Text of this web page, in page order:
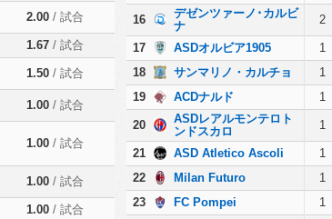
2.00/ 試合
1.67/ 試合
1.50/ 試合
1.00/ 試合
1.00/ 試合
1.00/ 試合
1.00/ 試合
16
デゼンツァーノ･カルビ
ナ
2
17 ASDオルビア1905 1
18
サンマリノ・カルチョ 1
19
ACDナルド 1
20
ASDレアルモンテロト
ンドスカロ
1
21 ASD Atletico Ascoli 1
22
Milan Futuro 1
23
FC Pompei 1